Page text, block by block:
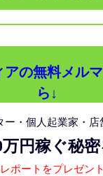
アの無料メル
ら↓
・個人起業家・店
円稼ぐ秘
ポートをプレゼン